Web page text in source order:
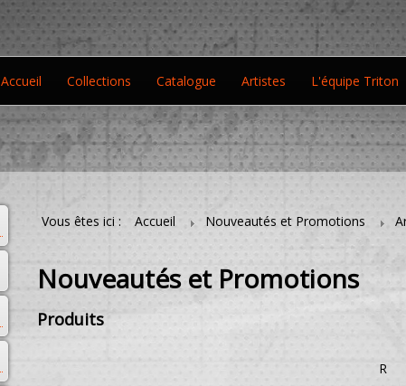
Accueil Collections Catalogue Artistes L'équipe Triton
Vous êtes ici : Accueil Nouveautés et Promotions
Nouveautés et Promotions
Produits
R